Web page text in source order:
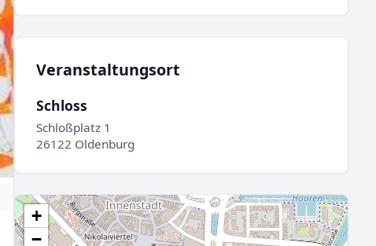
Veranstaltungsort
Schloss
Schloßplatz 1
26122 Oldenburg
+
−